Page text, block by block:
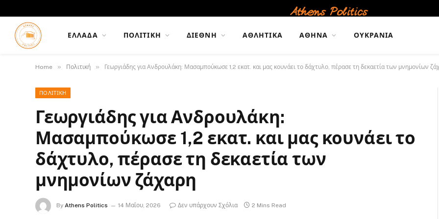
ΕΛΛΆΔΑ ΠΟΛΙΤΙΚΉ ΔΙΕΘΝΉ ΑΘΛΗΤΙΚΆ ΑΘΉΝΑ ΟΥΚΡΑΝΊΑ
Home » Πολιτική » Γεωργιάδης για Ανδρουλάκη: Μασαμπούκωσε 1,2 εκατ. και μας κουνάει το δάχτυλο, πέρασε τη δεκαετία των μνημονίων
ΠΟΛΙΤΙΚΉ
Γεωργιάδης για Ανδρουλάκη:
Μασαμπούκωσε 1,2 εκατ. και μας κουνάει το
δάχτυλο, πέρασε τη δεκαετία των
μνημονίων ζάχαρη
By Athens Politics 14 Μαΐου, 2026 Δεν υπάρχουν Σχόλια 2 Mins Read